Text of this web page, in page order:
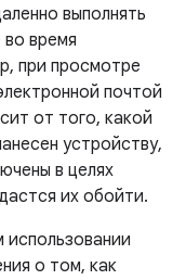
выполнять
время
при просмотре
почтой
от того, какой
устройству,
в целях
их обойти.
о том, как